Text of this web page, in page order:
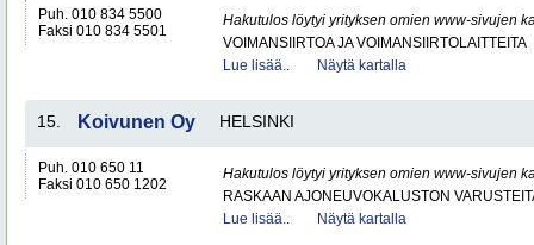
Puh. 010 834 5500
Faksi 010 834 5501
Hakutulos löytyi yrityksen omien www-sivujen
VOIMANSIIRTOA JA VOIMANSIIRTOLAITTEITA
Lue lisää..
Näytä kartalla
15. Koivunen Oy HELSINKI
Puh. 010 650 11
Faksi 010 650 1202
Hakutulos löytyi yrityksen omien www-sivujen
RASKAAN AJONEUVOKALUSTON
Lue lisää..
Näytä kartalla